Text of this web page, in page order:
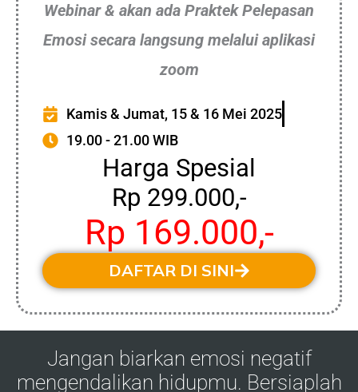
Webinar & akan ada Praktek Pelepasan
Emosi secara langsung melalui aplikasi
zoom
Kamis & Jumat, 15 & 16 Mei 2025
19.00 - 21.00 WIB
Harga Spesial
Rp 299.000,-
Rp 169.000,-
DAFTAR DI SINI
Jangan biarkan emosi negatif
mengendalikan hidupmu. Bersiaplah